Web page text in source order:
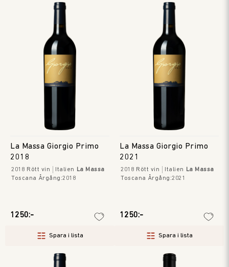
La Massa Giorgio Primo
2018
2018 Rött vin Italien
La Massa
Toscana Årgång :2018
1250:-
Spara i lista
La Massa Giorgio Primo
2021
2018 Rött vin Italien
La Massa
Toscana Årgång :2021
1250:-
Spara i lista